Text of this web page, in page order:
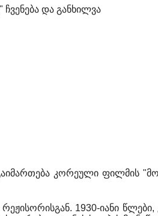
და განხილვა
კორეული ფილმის
1930-იანი